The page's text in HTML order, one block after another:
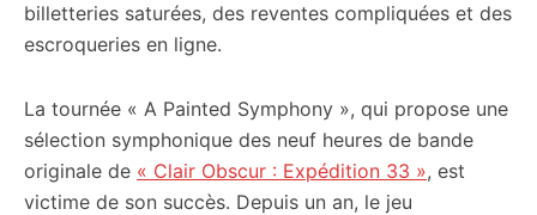
billetteries saturées, des reventes compliquées et des
escroqueries en ligne.
La tournée « A Painted Symphony », qui propose une
sélection symphonique des neuf heures de bande
originale de « Clair Obscur : Expédition 33 », est
victime de son succès. Depuis un an, le jeu